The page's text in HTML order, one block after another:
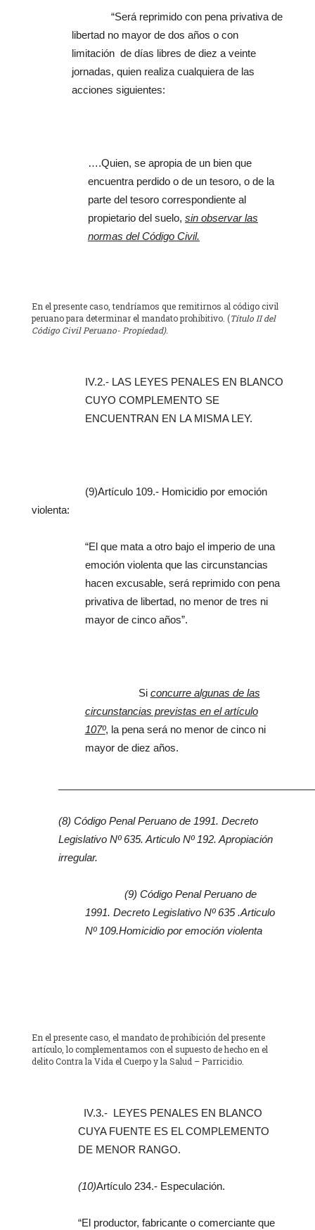
“Será reprimido con pena privativa de
libertad no mayor de dos años o con
limitación de días libres de diez a veinte
jornadas, quien realiza cualquiera de las
acciones siguientes:
….Quien, se apropia de un bien que
encuentra perdido o de un tesoro, o de la
parte del tesoro correspondiente al
propietario del suelo, sin observar las
normas del Código Civil.
En el presente caso, tendríamos que remitirnos al código civil
peruano para determinar el mandato prohibitivo. (Título II del
Código Civil Peruano- Propiedad).
IV.2.- LAS LEYES PENALES EN BLANCO
CUYO COMPLEMENTO SE
ENCUENTRAN EN LA MISMA LEY.
(9)Artículo 109.- Homicidio por emoción
violenta:
“El que mata a otro bajo el imperio de una
emoción violenta que las circunstancias
hacen excusable, será reprimido con pena
privativa de libertad, no menor de tres ni
mayor de cinco años”.
Si concurre algunas de las
circunstancias previstas en el artículo
107º, la pena será no menor de cinco ni
mayor de diez años.
(8) Código Penal Peruano de 1991. Decreto
Legislativo Nº 635. Articulo Nº 192. Apropiación
irregular.
(9) Código Penal Peruano de
1991. Decreto Legislativo Nº 635 .Articulo
Nº 109.Homicidio por emoción violenta
En el presente caso, el mandato de prohibición del presente
artículo, lo complementamos con el supuesto de hecho en el
delito Contra la Vida el Cuerpo y la Salud – Parricidio.
IV.3.- LEYES PENALES EN BLANCO
CUYA FUENTE ES EL COMPLEMENTO
DE MENOR RANGO.
(10)Artículo 234.- Especulación.
“El productor, fabricante o comerciante que